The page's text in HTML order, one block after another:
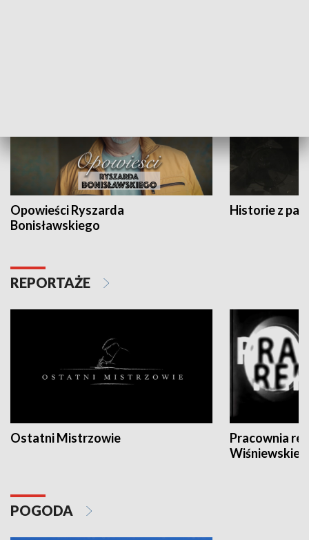
Opowieści Ryszarda
Bonisławskiego
Historie z
REPORTAŻE
Ostatni Mistrzowie
Pracownia
POGODA